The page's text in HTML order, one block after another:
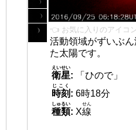
👈 お気に入りのアイコ
活動領域がずいぶ
た太陽です。
衛星
えいせい
:
「ひので」
時刻
じこく
: 6時18分
種類
しゅるい
: X線
せん